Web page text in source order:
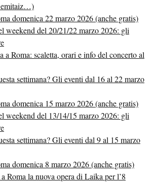
domenica 22 marzo 2026 (anche gratis)
weekend del 20/21/22 marzo 2026: gli
a Roma: scaletta, orari e info del concerto al
settimana? Gli eventi dal 16 al 22 marzo
domenica 15 marzo 2026 (anche gratis)
weekend del 13/14/15 marzo 2026: gli
settimana? Gli eventi dal 9 al 15 marzo
domenica 8 marzo 2026 (anche gratis)
Roma la nuova opera di Laika per l’8